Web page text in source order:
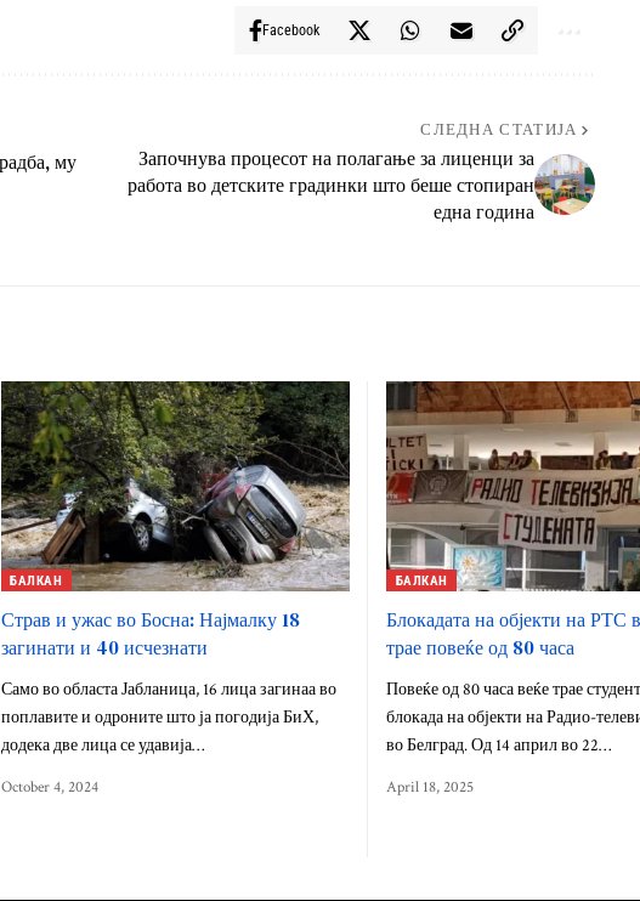
Facebook
му
СЛЕДНА СТАТИЈА
Започнува процесот на полагање за лиценци за
работа во детските градинки што беше стопиран
една година
БАЛКАН
Страв и ужас во Босна: Најмалку 18
загинати и 40 исчезнати
Само во областа Јабланица, 16 лица загинаа во
поплавите и одроните што ја погодија БиХ,
додека две лица се удавија…
October 4, 2024
БАЛКАН
Блокадата на објекти на РТС
трае повеќе од 80 часа
Повеќе од 80 часа веќе трае
блокада на објекти на Радио-
во Белград. Од 14 април во 22…
April 18, 2025